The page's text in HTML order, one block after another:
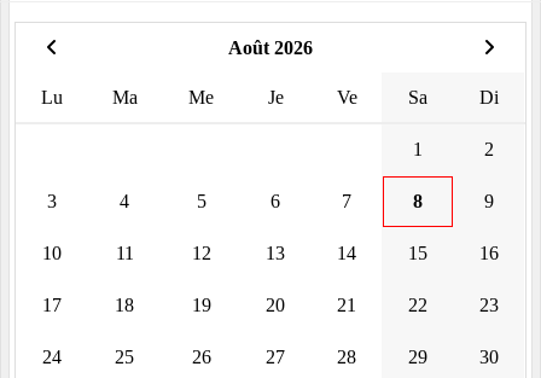
Août 2026
Lu Ma Me Je Ve Sa Di
1 2
3 4 5 6 7 8 9
10 11 12 13 14 15 16
17 18 19 20 21 22 23
24 25 26 27 28 29 30